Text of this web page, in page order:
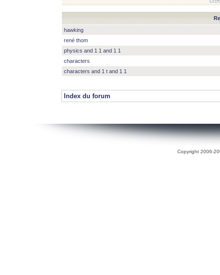
hawking
rené thom
physics and 1 1 and 1 1
characters
characters and 1 t and 1 1
Index du forum
Copyright 2006-